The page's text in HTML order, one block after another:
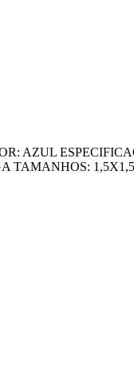
AZUL
TAMANHOS: